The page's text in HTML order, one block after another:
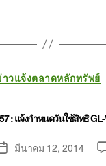
วแจ้งตลาดหลักทรัพย์
: แจ้งกำหนดวันใช้สิทธิ GL-
มีนาคม 12, 2014